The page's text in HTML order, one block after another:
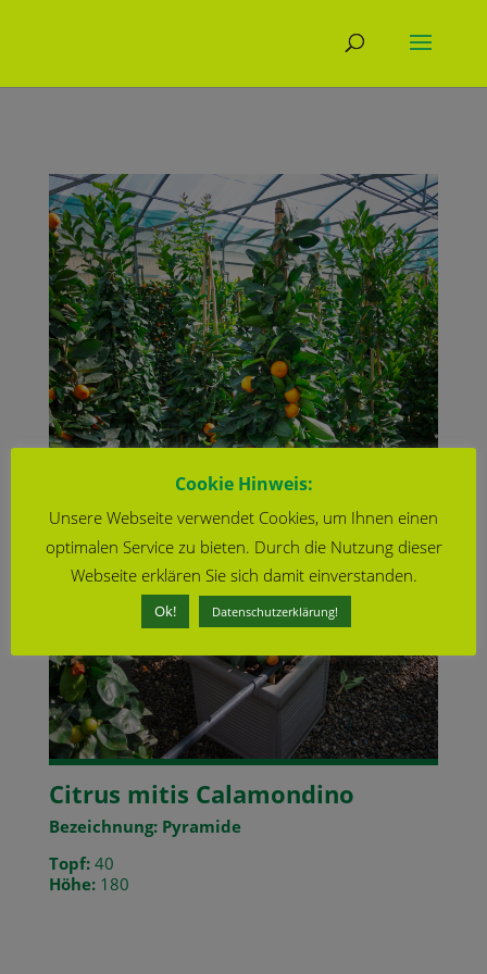
Citrus mitis Calamondino
Bezeichnung: Pyramide
Topf:40
Höhe:180
Cookie Hinweis:
Unsere Webseite verwendet Cookies, um Ihnen einen
optimalen Service zu bieten. Durch die Nutzung dieser
Webseite erklären Sie sich damit einverstanden.
Ok! Datenschutzerklärung!